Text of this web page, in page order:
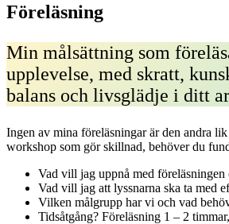
Föreläsning
Min målsättning som
upplevelse, med skratt,
balans och livsglädje i ditt
Ingen av mina föreläsningar är den andra
workshop som gör skillnad, behöver du
Vad vill jag uppnå med
Vad vill jag att lyssnarna ska ta med
Vilken målgrupp har vi och vad
Tidsåtgång? Föreläsning 1 – 2